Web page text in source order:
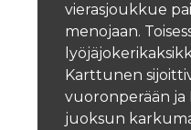
vierasjoukkue
menojaan.
Karttunen
vuoronperään ja
juoksun